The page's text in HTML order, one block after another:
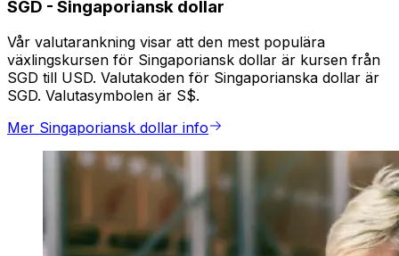
SGD - Singaporiansk dollar
Vår valutarankning visar att den mest populära
växlingskursen för Singaporiansk dollar är kursen från
SGD till USD. Valutakoden för Singaporianska dollar är
SGD. Valutasymbolen är S$.
Mer Singaporiansk dollar info